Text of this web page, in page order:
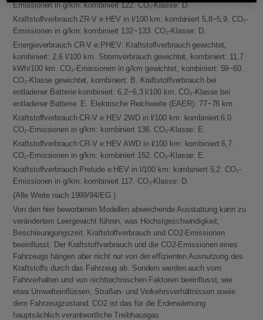
Emissionen in g/km: kombiniert 122. CO₂-Klasse: D.
Kraftstoffverbrauch ZR-V e:HEV in l/100 km: kombiniert 5,8−5,9. CO₂-
Emissionen in g/km: kombiniert 132−133. CO₂-Klasse: D.
Energieverbrauch CR-V e:PHEV: Kraftstoffverbrauch gewichtet,
kombiniert: 2,6 l/100 km. Stromverbrauch gewichtet, kombiniert: 11,7
kWh/100 km. CO₂-Emissionen in g/km gewichtet, kombiniert: 59−60.
CO₂-Klasse gewichtet, kombiniert: B. Kraftstoffverbrauch bei
entladener Batterie kombiniert: 6,2−6,3 l/100 km. CO₂-Klasse bei
entladener Batterie: E. Elektrische Reichweite (EAER): 77−78 km.
Kraftstoffverbrauch CR-V e:HEV 2WD in l/100 km: kombiniert 6,0.
CO₂-Emissionen in g/km: kombiniert 136. CO₂-Klasse: E.
Kraftstoffverbrauch CR-V e:HEV AWD in l/100 km: kombiniert 6,7.
CO₂-Emissionen in g/km: kombiniert 152. CO₂-Klasse: E.
Kraftstoffverbrauch Prelude e:HEV in l/100 km: kombiniert 5,2. CO₂-
Emissionen in g/km: kombiniert 117. CO₂-Klasse: D.
(Alle Werte nach 1999/94/EG.)
Von den hier beworbenen Modellen abweichende Ausstattung kann zu
verändertem Leergewicht führen, was Höchstgeschwindigkeit,
Beschleunigungszeit, Kraftstoffverbrauch und CO2-Emissionen
beeinflusst. Der Kraftstoffverbrauch und die CO2-Emissionen eines
Fahrzeugs hängen aber nicht nur von der effizienten Ausnutzung des
Kraftstoffs durch das Fahrzeug ab. Sondern werden auch vom
Fahrverhalten und von nichttechnischen Faktoren beeinflusst, wie
etwa Umwelteinflüssen, Straßen- und Verkehrsverhältnissen sowie
dem Fahrzeugzustand. CO2 ist das für die Erderwärmung
hauptsächlich verantwortliche Treibhausgas.